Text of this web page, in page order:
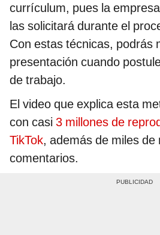
currículum, pues la
las solicitará durante el
Con estas técnicas, podrás
presentación cuando
de trabajo.
El video que explica esta
con casi 3 millones de
TikTok, además de miles de
comentarios.